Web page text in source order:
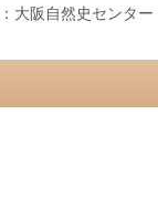
大阪自然史センター